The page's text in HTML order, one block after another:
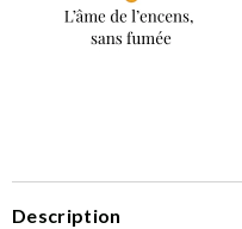
Description